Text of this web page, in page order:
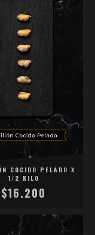
COCIDO PELADO X
1/2 KILO
$16.200